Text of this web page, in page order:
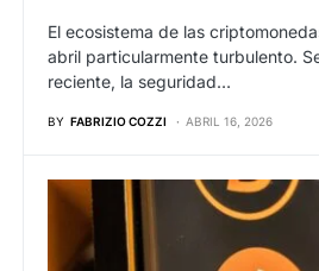
El ecosistema de las
abril particularmente turbulento.
reciente, la seguridad…
BY FABRIZIO COZZI ABRIL 16, 2026